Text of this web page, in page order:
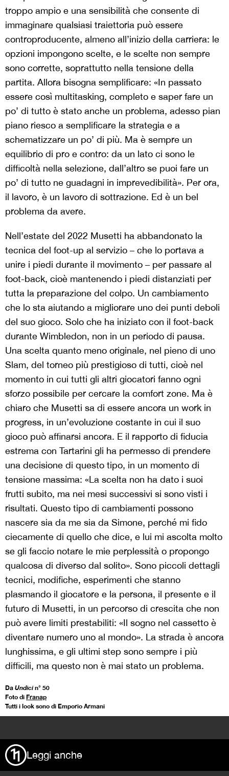
troppo ampio e una sensibilità che consente di
immaginare qualsiasi traiettoria può essere
controproducente, almeno all’inizio della carriera: le
opzioni impongono scelte, e le scelte non sempre
sono corrette, soprattutto nella tensione della
partita. Allora bisogna semplificare: «In passato
essere così multitasking, completo e saper fare un
po’ di tutto è stato anche un problema, adesso pian
piano riesco a semplificare la strategia e a
schematizzare un po’ di più. Ma è sempre un
equilibrio di pro e contro: da un lato ci sono le
difficoltà nella selezione, dall’altro se puoi fare un
po’ di tutto ne guadagni in imprevedibilità». Per ora,
il lavoro, è un lavoro di sottrazione. Ed è un bel
problema da avere.
Nell’estate del 2022 Musetti ha abbandonato la
tecnica del foot-up al servizio – che lo portava a
unire i piedi durante il movimento – per passare al
foot-back, cioè mantenendo i piedi distanziati per
tutta la preparazione del colpo. Un cambiamento
che lo sta aiutando a migliorare uno dei punti deboli
del suo gioco. Solo che ha iniziato con il foot-back
durante Wimbledon, non in un periodo di pausa.
Una scelta quanto meno originale, nel pieno di uno
Slam, del torneo più prestigioso di tutti, cioè nel
momento in cui tutti gli altri giocatori fanno ogni
sforzo possibile per cercare la comfort zone. Ma è
chiaro che Musetti sa di essere ancora un work in
progress, in un’evoluzione costante in cui il suo
gioco può affinarsi ancora. E il rapporto di fiducia
estrema con Tartarini gli ha permesso di prendere
una decisione di questo tipo, in un momento di
tensione massima: «La scelta non ha dato i suoi
frutti subito, ma nei mesi successivi si sono visti i
risultati. Questo tipo di cambiamenti possono
nascere sia da me sia da Simone, perché mi fido
ciecamente di quello che dice, e lui mi ascolta molto
se gli faccio notare le mie perplessità o propongo
qualcosa di diverso dal solito». Sono piccoli dettagli
tecnici, modifiche, esperimenti che stanno
plasmando il giocatore e la persona, il presente e il
futuro di Musetti, in un percorso di crescita che non
può avere limiti prestabiliti: «Il sogno nel cassetto è
diventare numero uno al mondo». La strada è ancora
lunghissima, e gli ultimi step sono sempre i più
difficili, ma questo non è mai stato un problema.
Da Undicin° 50
Foto di Franap
Tutti i look sono di Emporio Armani
Leggi anche